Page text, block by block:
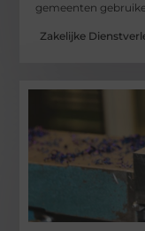
gemeenten
Zakelijke